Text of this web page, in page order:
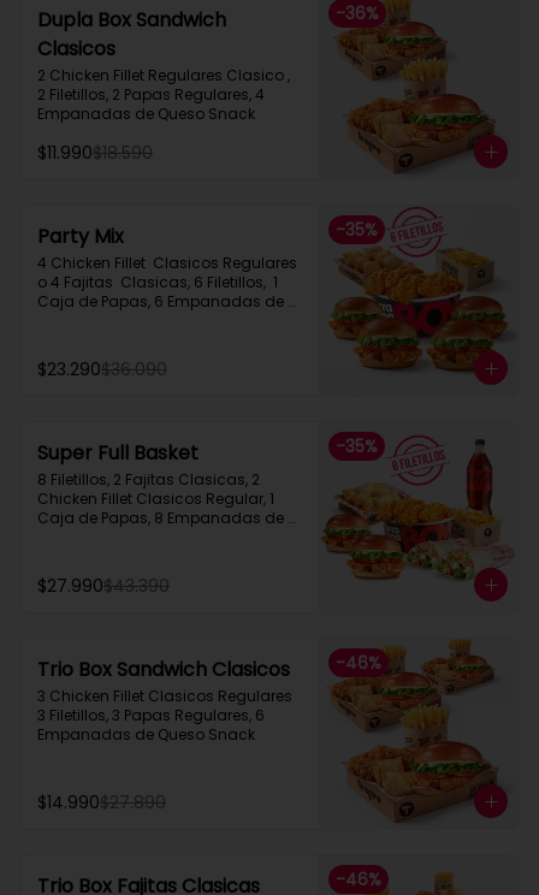
-36%
Dupla Box Sandwich
Clasicos
2 Chicken Fillet Regulares Clasico ,
2 Filetillos, 2 Papas Regulares, 4
Empanadas de Queso Snack
$11.990$18.590
-35%
Party Mix
4 Chicken Fillet  Clasicos Regulares
o 4 Fajitas  Clasicas, 6 Filetillos,  1
Caja de Papas, 6 Empanadas de
$23.290$36.090
-35%
Super Full Basket
8 Filetillos, 2 Fajitas Clasicas, 2
Chicken Fillet Clasicos Regular, 1
Caja de Papas, 8 Empanadas de
$27.990$43.390
-46%
Trio Box Sandwich Clasicos
3 Chicken Fillet Clasicos Regulares
3 Filetillos, 3 Papas Regulares, 6
Empanadas de Queso Snack
$14.990$27.890
-46%
Trio Box Fajitas Clasicas